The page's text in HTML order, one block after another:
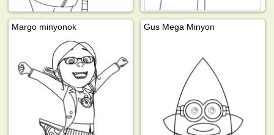
Margo minyonok Gus Mega Minyon